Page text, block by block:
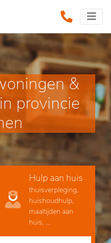
&
provincie
Hulp aan huis
thuisverpleging,
huishoudhulp,
maaltijden aan
huis, ...